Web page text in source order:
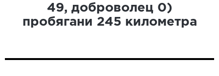
49, доброволец 0)
пробягани 245 километра